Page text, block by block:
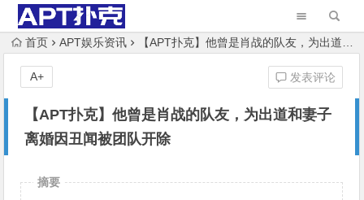
首页 APT娱乐资讯 【APT扑克】他曾是肖战的队友，为出道和妻子离婚因丑闻被团队开除
【APT扑克】他曾是肖战的队友，为出道和妻子
离婚因丑闻被团队开除
发表评论
A+
摘要